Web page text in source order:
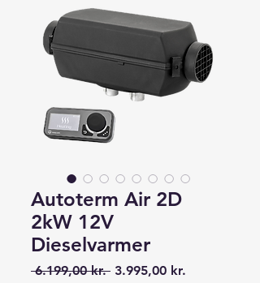
Autoterm Air 2D
2kW 12V
Dieselvarmer
6.199,00 kr. Regulær
3.995,00 kr.